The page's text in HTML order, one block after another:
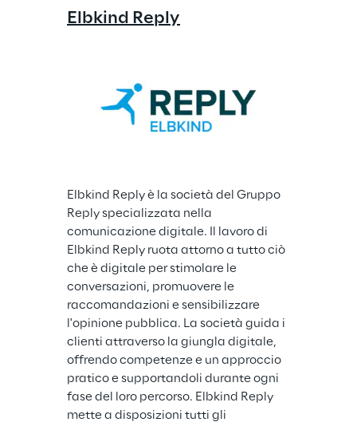
Elbkind Reply
Elbkind Reply è la società del Gruppo
Reply specializzata nella
comunicazione digitale. Il lavoro di
Elbkind Reply ruota attorno a tutto ciò
che è digitale per stimolare le
conversazioni, promuovere le
raccomandazioni e sensibilizzare
l'opinione pubblica. La società guida i
clienti attraverso la giungla digitale,
offrendo competenze e un approccio
pratico e supportandoli durante ogni
fase del loro percorso. Elbkind Reply
mette a disposizioni tutti gli